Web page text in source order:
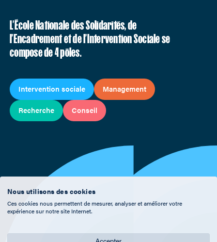
L’École Nationale des Solidarités, de
l’Encadrement et de l’Intervention Sociale se
compose de 4 pôles.
Intervention sociale Management
Recherche Conseil
Nous utilisons des cookies
Ces cookies nous permettent de mesurer, analyser et améliorer votre
expérience sur notre site Internet.